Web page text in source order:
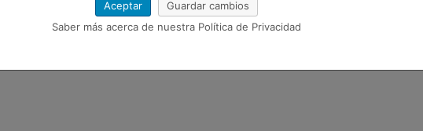
Aceptar
Guardar cambios
Saber más acerca de nuestra Política de Privacidad